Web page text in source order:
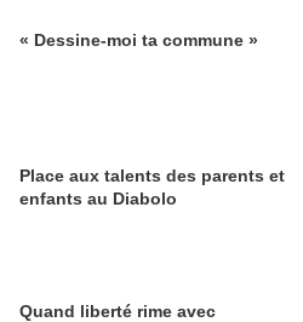
« Dessine-moi ta commune »
Place aux talents des parents et
enfants au Diabolo
Quand liberté rime avec